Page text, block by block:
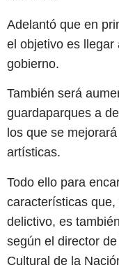
Adelantó que en
el objetivo es
gobierno.
También será
guardaparques a
los que se
artísticas.
Todo ello para
características
delictivo, es
según el director
Cultural de la